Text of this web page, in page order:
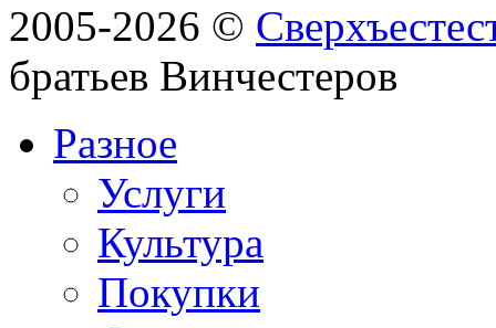
2005-2026 ©
братьев Винчестеров
Разное
Услуги
Культура
Покупки